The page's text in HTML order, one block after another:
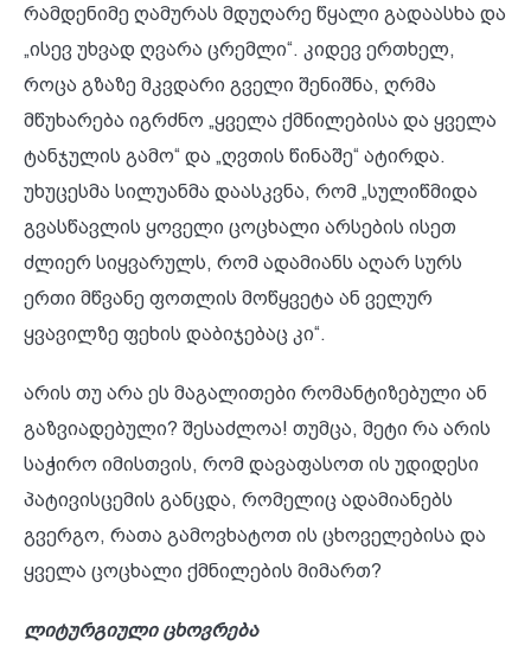
რამდენიმე ღამურას მდუღარე წყალი გადაასხა და
„ისევ უხვად ღვარა ცრემლი“. კიდევ ერთხელ,
როცა გზაზე მკვდარი გველი შენიშნა, ღრმა
მწუხარება იგრძნო „ყველა ქმნილებისა და ყველა
ტანჯულის გამო“ და „ღვთის წინაშე“ ატირდა.
უხუცესმა სილუანმა დაასკვნა, რომ „სულიწმიდა
გვასწავლის ყოველი ცოცხალი არსების ისეთ
ძლიერ სიყვარულს, რომ ადამიანს აღარ სურს
ერთი მწვანე ფოთლის მოწყვეტა ან ველურ
ყვავილზე ფეხის დაბიჯებაც კი“.
არის თუ არა ეს მაგალითები რომანტიზებული ან
გაზვიადებული? შესაძლოა! თუმცა, მეტი რა არის
საჭირო იმისთვის, რომ დავაფასოთ ის უდიდესი
პატივისცემის განცდა, რომელიც ადამიანებს
გვერგო, რათა გამოვხატოთ ის ცხოველებისა და
ყველა ცოცხალი ქმნილების მიმართ?
ლიტურგიული ცხოვრება